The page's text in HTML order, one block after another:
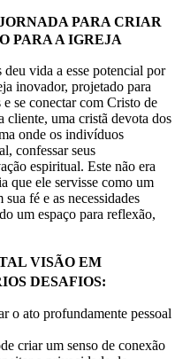
PARA CRIAR
PARA A IGREJA
vida a esse potencial por
inovador, projetado para
se conectar com Cristo de
cliente, uma cristã devota dos
onde os indivíduos
confessar seus
espiritual. Este não era
que ele servisse como um
fé e as necessidades
um espaço para reflexão,
VISÃO EM
DESAFIOS:
o ato profundamente pessoal
criar um senso de conexão